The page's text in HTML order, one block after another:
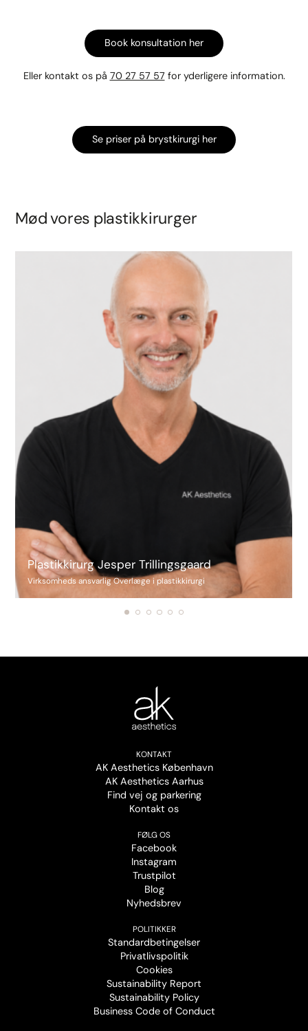
Book konsultation her
Eller kontakt os på 70 27 57 57for yderligere information.
Se priser på brystkirurgi her
Mød vores plastikkirurger
Plastikkirurg Jesper Trillingsgaard
Virksomheds ansvarlig Overlæge i plastikkirurgi
KONTAKT
AK Aesthetics København
AK Aesthetics Aarhus
Find vej og parkering
Kontakt os
FØLG OS
Facebook
Instagram
Trustpilot
Blog
Nyhedsbrev
POLITIKKER
Standardbetingelser
Privatlivspolitik
Cookies
Sustainability Report
Sustainability Policy
Business Code of Conduct